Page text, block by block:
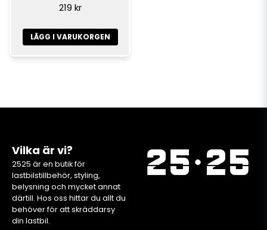
219 kr
LÄGG I VARUKORGEN
Vilka är vi?
2525 är en butik för
lastbilstillbehör, styling,
belysning och mycket annat
därtill. Hos oss hittar du allt du
behöver för att skräddarsy
din lastbil.